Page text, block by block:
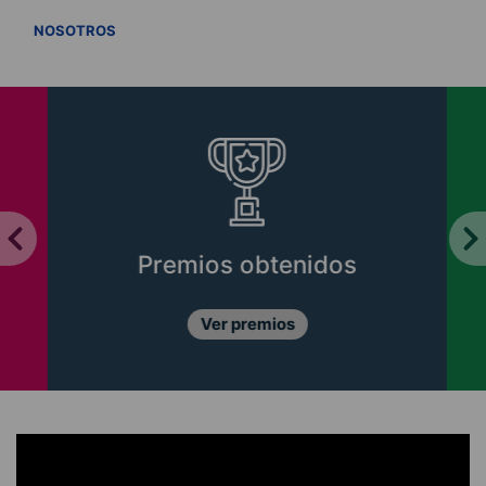
NOSOTROS
Premios obtenidos
Ver premios